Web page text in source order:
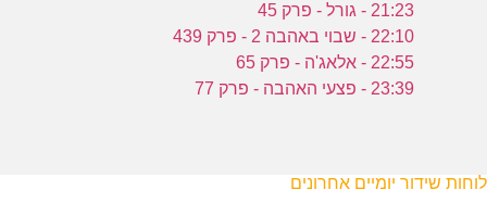
21:23 - גורל - פרק 45
22:10 - שבוי באהבה 2 - פרק 439
22:55 - אלאג'ה - פרק 65
23:39 - פצעי האהבה - פרק 77
לוחות שידור יומיים אחרונים